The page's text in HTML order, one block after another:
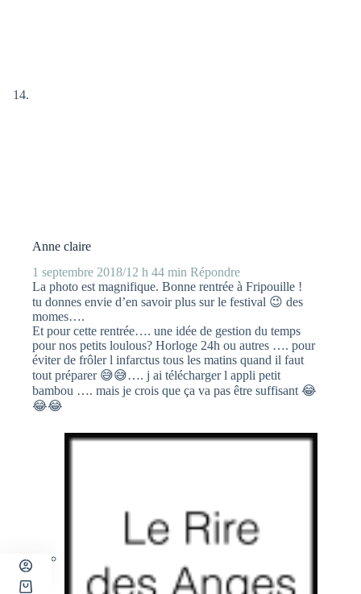
Anne claire
1 septembre 2018/12 h 44 min Répondre
La photo est magnifique. Bonne rentrée à Fripouille !
tu donnes envie d’en savoir plus sur le festival 😉 des
momes….
Et pour cette rentrée…. une idée de gestion du temps
pour nos petits loulous? Horloge 24h ou autres …. pour
éviter de frôler l infarctus tous les matins quand il faut
tout préparer 😅😅…. j ai télécharger l appli petit
bambou …. mais je crois que ça va pas être suffisant 😂
😂😂